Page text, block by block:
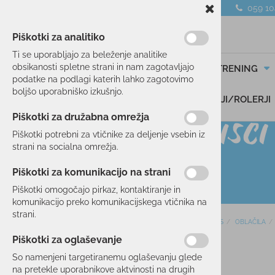
059
SMUČANJE TEK/TRENING
DARILNI BONI SKIROJI/ROLERJI
TEK/TRENING
TENIS OBLAČILA
50 %
Piškotki za analitiko
Ti se uporabljajo za beleženje analitike
obsikanosti spletne strani in nam zagotavljajo
podatke na podlagi katerih lahko zagotovimo
boljšo uporabniško izkušnjo.
Piškotki za družabna omrežja
Piškotki potrebni za vtičnike za deljenje vsebin iz
strani na socialna omrežja.
Piškotki za komunikacijo na strani
Piškotki omogočajo pirkaz, kontaktiranje in
komunikacijo preko komunikacijskega vtičnika na
strani.
Piškotki za oglaševanje
So namenjeni targetiranemu oglaševanju glede
na pretekle uporabnikove aktvinosti na drugih